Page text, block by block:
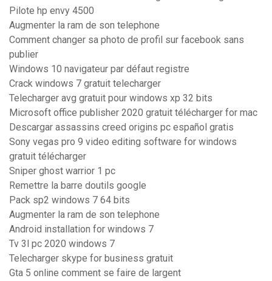
Pilote hp envy 4500
Augmenter la ram de son telephone
Comment changer sa photo de profil sur facebook sans
publier
Windows 10 navigateur par défaut registre
Crack windows 7 gratuit telecharger
Telecharger avg gratuit pour windows xp 32 bits
Microsoft office publisher 2020 gratuit télécharger for mac
Descargar assassins creed origins pc español gratis
Sony vegas pro 9 video editing software for windows
gratuit télécharger
Sniper ghost warrior 1 pc
Remettre la barre doutils google
Pack sp2 windows 7 64 bits
Augmenter la ram de son telephone
Android installation for windows 7
Tv 3l pc 2020 windows 7
Telecharger skype for business gratuit
Gta 5 online comment se faire de largent